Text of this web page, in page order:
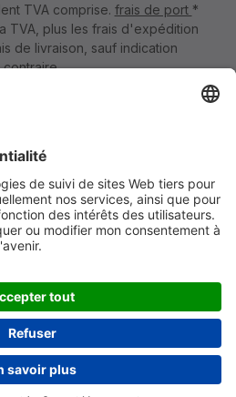
TVA comprise. frais de port *
TVA, plus les frais d'expédition
de livraison, sauf indication
contraire.
de rétractation
aux clients
Accessibilité